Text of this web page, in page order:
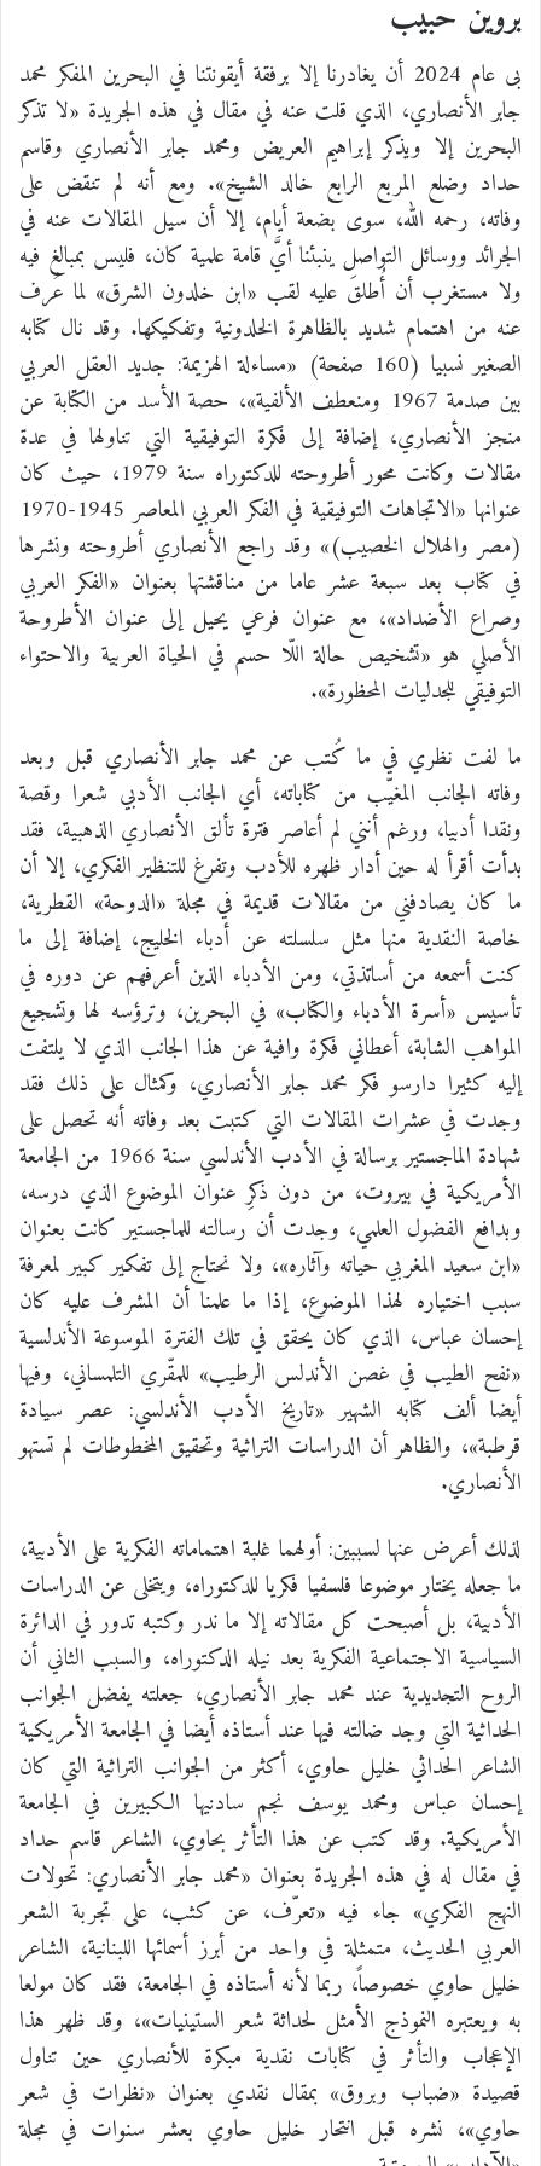
بروين حبيب
بى عام 2024 أن يغادرنا إلا برفقة أيقونتنا في البحرين المفكر محمد
جابر الأنصاري، الذي قلت عنه في مقال في هذه الجريدة «لا تذكر
البحرين إلا ويذكر إبراهيم العريض ومحمد جابر الأنصاري وقاسم
حداد وضلع المربع الرابع خالد الشيخ». ومع أنه لم تنقض على
وفاته، رحمه الله، سوى بضعة أيام، إلا أن سيل المقالات عنه في
الجرائد ووسائل التواصل ينبئنا أيَّ قامة علمية كان، فليس بمبالغ فيه
ولا مستغرب أن أُطلقَ عليه لقب «ابن خلدون الشرق» لما عُرف
عنه من اهتمام شديد بالظاهرة الخلدونية وتفكيكها. وقد نال كتابه
الصغير نسبيا (160 صفحة) «مساءلة الهزيمة: جديد العقل العربي
بين صدمة 1967 ومنعطف الألفية»، حصة الأسد من الكتابة عن
منجز الأنصاري، إضافة إلى فكرة التوفيقية التي تناولها في عدة
مقالات وكانت محور أطروحته للدكتوراه سنة 1979، حيث كان
عنوانها «الاتجاهات التوفيقية في الفكر العربي المعاصر 1945-1970
(مصر والهلال الخصيب)» وقد راجع الأنصاري أطروحته ونشرها
في كتاب بعد سبعة عشر عاما من مناقشتها بعنوان «الفكر العربي
وصراع الأضداد»، مع عنوان فرعي يحيل إلى عنوان الأطروحة
الأصلي هو «تشخيص حالة اللّا حسم في الحياة العربية والاحتواء
التوفيقي للجدليات المحظورة».
ما لفت نظري في ما كُتب عن محمد جابر الأنصاري قبل وبعد
وفاته الجانب المغيّب من كتاباته، أي الجانب الأدبي شعرا وقصة
ونقدا أدبيا، ورغم أنني لم أعاصر فترة تألق الأنصاري الذهبية، فقد
بدأت أقرأ له حين أدار ظهره للأدب وتفرغ للتنظير الفكري، إلا أن
ما كان يصادفني من مقالات قديمة في مجلة «الدوحة» القطرية،
خاصة النقدية منها مثل سلسلته عن أدباء الخليج، إضافة إلى ما
كنت أسمعه من أساتذتي، ومن الأدباء الذين أعرفهم عن دوره في
تأسيس «أسرة الأدباء والكتاب» في البحرين، وترؤسه لها وتشجيع
المواهب الشابة، أعطاني فكرة وافية عن هذا الجانب الذي لا يلتفت
إليه كثيرا دارسو فكر محمد جابر الأنصاري، وكمثال على ذلك فقد
وجدت في عشرات المقالات التي كتبت بعد وفاته أنه تحصل على
شهادة الماجستير برسالة في الأدب الأندلسي سنة 1966 من الجامعة
الأمريكية في بيروت، من دون ذكرِ عنوان الموضوع الذي درسه،
وبدافع الفضول العلمي، وجدت أن رسالته للماجستير كانت بعنوان
«ابن سعيد المغربي حياته وآثاره»، ولا نحتاج إلى تفكير كبير لمعرفة
سبب اختياره لهذا الموضوع، إذا ما علمنا أن المشرف عليه كان
إحسان عباس، الذي كان يحقق في تلك الفترة الموسوعة الأندلسية
«نفح الطيب في غصن الأندلس الرطيب» للمقّري التلمساني، وفيها
أيضا ألف كتابه الشهير «تاريخ الأدب الأندلسي: عصر سيادة
قرطبة»، والظاهر أن الدراسات التراثية وتحقيق المخطوطات لم تستهو
الأنصاري.
لذلك أعرض عنها لسببين: أولهما غلبة اهتماماته الفكرية على الأدبية،
ما جعله يختار موضوعا فلسفيا فكريا للدكتوراه، ويتخلى عن الدراسات
الأدبية، بل أصبحت كل مقالاته إلا ما ندر وكتبه تدور في الدائرة
السياسية الاجتماعية الفكرية بعد نيله الدكتوراه، والسبب الثاني أن
الروح التجديدية عند محمد جابر الأنصاري، جعلته يفضل الجوانب
الحداثية التي وجد ضالته فيها عند أستاذه أيضا في الجامعة الأمريكية
الشاعر الحداثي خليل حاوي، أكثر من الجوانب التراثية التي كان
إحسان عباس ومحمد يوسف نجم سادنيها الكبيرين في الجامعة
الأمريكية. وقد كتب عن هذا التأثر بحاوي، الشاعر قاسم حداد
في مقال له في هذه الجريدة بعنوان «محمد جابر الأنصاري: تحولات
النهج الفكري» جاء فيه «تعرّف، عن كثب، على تجربة الشعر
العربي الحديث، متمثلة في واحد من أبرز أسمائها اللبنانية، الشاعر
خليل حاوي خصوصاً، ربما لأنه أستاذه في الجامعة، فقد كان مولعا
به ويعتبره النموذج الأمثل لحداثة شعر الستينيات»، وقد ظهر هذا
الإعجاب والتأثر في كتابات نقدية مبكرة للأنصاري حين تناول
قصيدة «ضباب وبروق» بمقال نقدي بعنوان «نظرات في شعر
حاوي»، نشره قبل انتحار خليل حاوي بعشر سنوات في مجلة